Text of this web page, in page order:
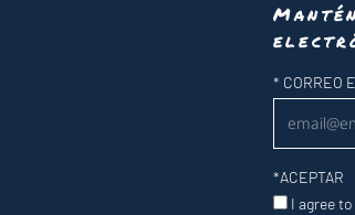
Newsletter
* CORREO
*ACEPTAR
I agree